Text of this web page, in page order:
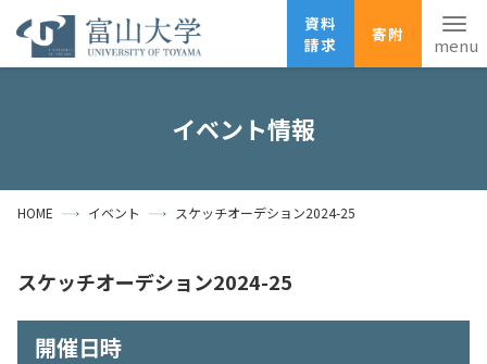
資料
請求
寄附
資料請求
寄附
広報刊行物
受験生の方 地域・一般の方
卒業生の方
イベント情報
HOME イベント スケッチオーデション2024-25
スケッチオーデション2024-25
開催日時